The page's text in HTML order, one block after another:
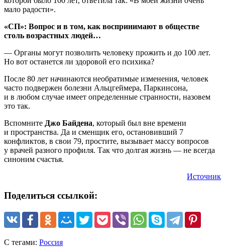
мало радости».
«СП»: Вопрос и в том, как воспринимают в обществе
столь возрастных людей…
— Органы могут позволить человеку прожить и до 100 лет.
Но вот останется ли здоровой его психика?
После 80 лет начинаются необратимые изменения, человек
часто подвержен болезни Альцгеймера, Паркинсона,
и в любом случае имеет определенные странности, назовем
это так.
Вспомните Джо Байдена, который был вне времени
и пространства. Да и сменщик его, остановивший 7
конфликтов, в свои 79, простите, вызывает массу вопросов
у врачей разного профиля. Так что долгая жизнь — не всегда
синоним счастья.
Источник
Поделиться ссылкой:
С тегами: Россия